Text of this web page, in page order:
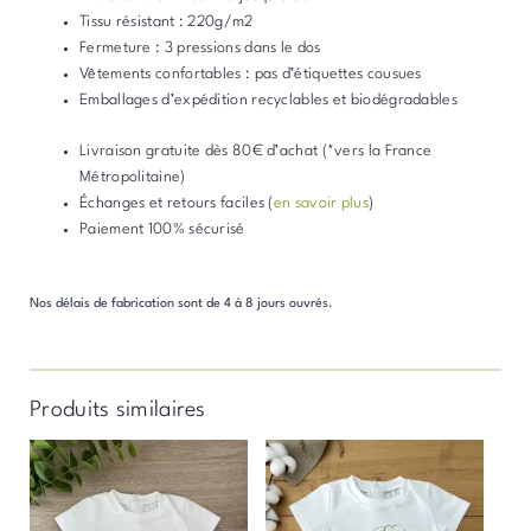
Tissu résistant : 220g/m2
Fermeture : 3 pressions dans le dos
Vêtements confortables : pas d’étiquettes cousues
Emballages d’expédition recyclables et biodégradables
Livraison gratuite dès 80€ d’achat (*vers la France
Métropolitaine)
Échanges et retours faciles (en savoir plus)
Paiement 100% sécurisé
Nos délais de fabrication sont de 4 à 8 jours ouvrés.
Produits similaires
Ce
produit
a
produit